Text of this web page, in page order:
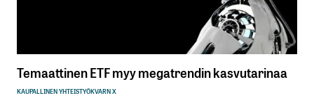
Temaattinen ETF myy megatrendin kasvutarinaa
KAUPALLINEN YHTEISTYÖKVARN X